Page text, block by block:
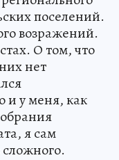
поселений.
возражений.
О том, что
нет
и у меня, как
я сам